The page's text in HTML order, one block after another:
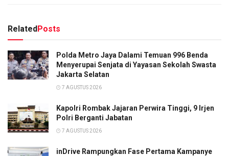
RelatedPosts
Polda Metro Jaya Dalami Temuan 996 Benda
Menyerupai Senjata di Yayasan Sekolah Swasta
Jakarta Selatan
7 AGUSTUS 2026
Kapolri Rombak Jajaran Perwira Tinggi, 9 Irjen
Polri Berganti Jabatan
7 AGUSTUS 2026
inDrive Rampungkan Fase Pertama Kampanye